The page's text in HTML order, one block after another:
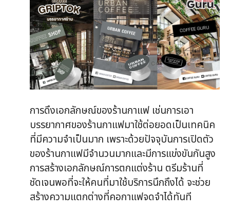
การดึงเอกลักษณ์ของร้านกาแฟ เช่นการเอา
บรรยากาศของร้านกาแฟมาใช้ต่อยอดเป็นเทคนิค
ที่มีความจำเป็นมาก เพราะด้วยปัจจุบันการเปิดตัว
ของร้านกาแฟมีจำนวนมากและมีการแข่งขันกันสูง
การสร้างเอกลักษณ์การตกแต่งร้าน ตรีมร้านที่
ชัดเจนพอที่จะให้คนที่มาใช้บริการนึกถึงได้ จะช่วย
สร้างความแตกต่างที่คอกาแฟจดจำได้ทันที